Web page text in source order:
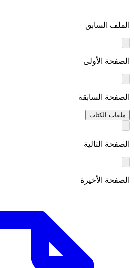
الملف السابق
الصفحة الأولى
الصفحة السابقة
ملفات الكتاب
الصفحة التالية
الصفحة الأخيرة